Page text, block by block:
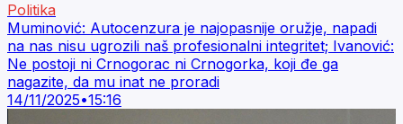
Politika
Muminović: Autocenzura je najopasnije oružje, napadi
na nas nisu ugrozili naš profesionalni integritet; Ivanović:
Ne postoji ni Crnogorac ni Crnogorka, koji đe ga
nagazite, da mu inat ne proradi
14/11/2025•15:16